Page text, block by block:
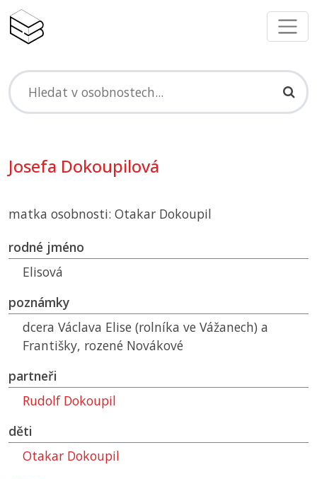
Josefa Dokoupilová
matka osobnosti: Otakar Dokoupil
rodné jméno
Elisová
poznámky
dcera Václava Elise (rolníka ve Vážanech) a
Františky, rozené Novákové
partneři
Rudolf Dokoupil
děti
Otakar Dokoupil